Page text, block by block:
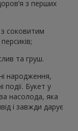
з перших
з соковитим
та груш.
народження,
події. Букет у
насолода, яка
і завжди дарує